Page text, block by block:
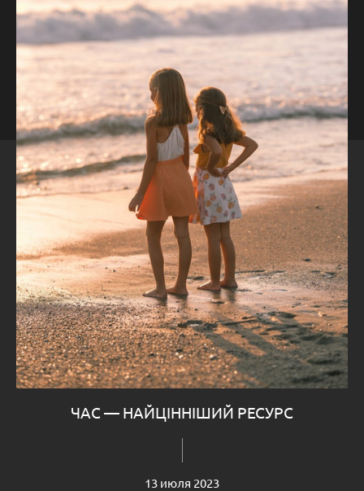
ЧАС — НАЙЦІННІШИЙ РЕСУРС
13 июля 2023